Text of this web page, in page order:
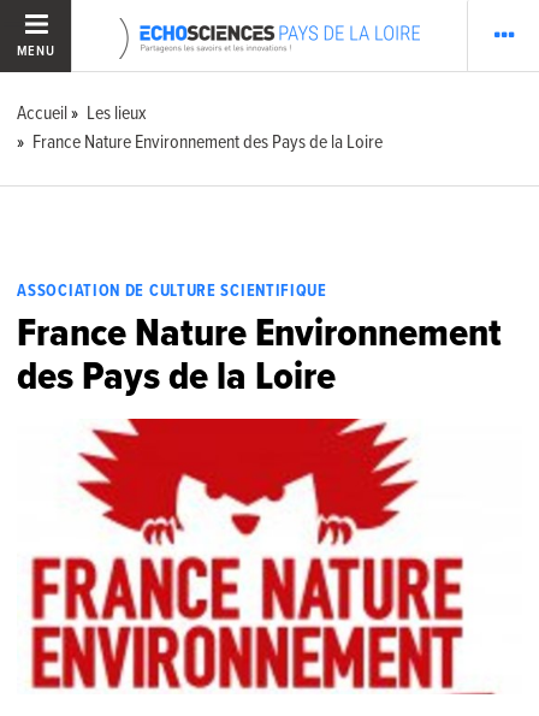
MENU
Accueil
Les lieux
France Nature Environnement des Pays de la Loire
ASSOCIATION DE CULTURE SCIENTIFIQUE
France Nature Environnement
des Pays de la Loire